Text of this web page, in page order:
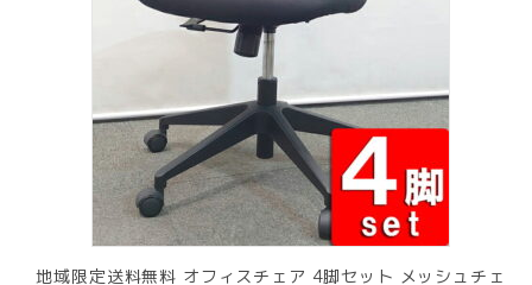
地域限定送料無料 オフィスチェア 4脚セット メッシュチェ